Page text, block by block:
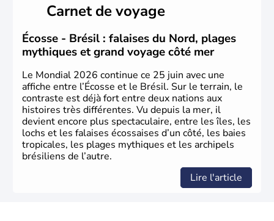
du Brésil ont été atteintes par le portugais Cabral en
1500. Durant le XVIe siècle, de très nombreux esclaves
venus d'Afrique ont permis une large exploitation des
ressources en sucre du pays.
Carnet de voyage
Écosse - Brésil : falaises du Nord, plages
mythiques et grand voyage côté mer
Le Mondial 2026 continue ce 25 juin avec une
affiche entre l’Écosse et le Brésil. Sur le terrain, le
contraste est déjà fort entre deux nations aux
histoires très différentes. Vu depuis la mer, il
devient encore plus spectaculaire, entre les îles, les
lochs et les falaises écossaises d’un côté, les baies
tropicales, les plages mythiques et les archipels
brésiliens de l’autre.
Lire l'article